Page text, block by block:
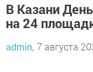
В Казани
на 24
admin, 7 августа